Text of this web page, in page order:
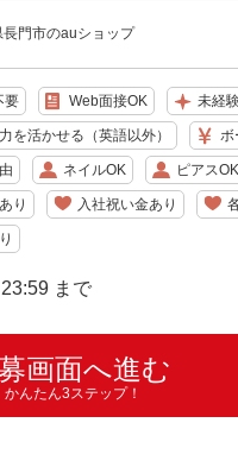
長門市のauショップ
要 Web面接OK 未経
を活かせる（英語以外） ボ
ネイルOK ピアスOK
り 入社祝い金あり
まで
画面へ進む
かんたん3ステップ！